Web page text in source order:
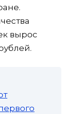
вырос